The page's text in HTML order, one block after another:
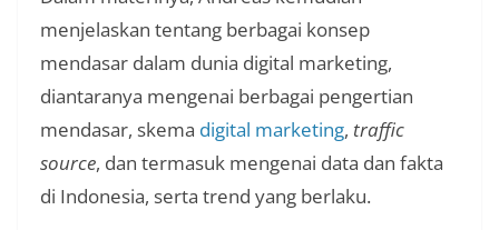
menjelaskan tentang berbagai konsep
mendasar dalam dunia digital marketing,
diantaranya mengenai berbagai pengertian
mendasar, skema digital marketing, traffic
source, dan termasuk mengenai data dan fakta
di Indonesia, serta trend yang berlaku.